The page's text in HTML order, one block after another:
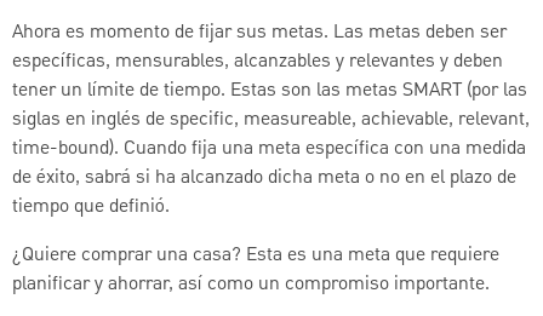
Ahora es momento de fijar sus metas. Las metas deben ser
específicas, mensurables, alcanzables y relevantes y deben
tener un límite de tiempo. Estas son las metas SMART (por las
siglas en inglés de specific, measureable, achievable, relevant,
time-bound). Cuando fija una meta específica con una medida
de éxito, sabrá si ha alcanzado dicha meta o no en el plazo de
tiempo que definió.
¿Quiere comprar una casa? Esta es una meta que requiere
planificar y ahorrar, así como un compromiso importante.